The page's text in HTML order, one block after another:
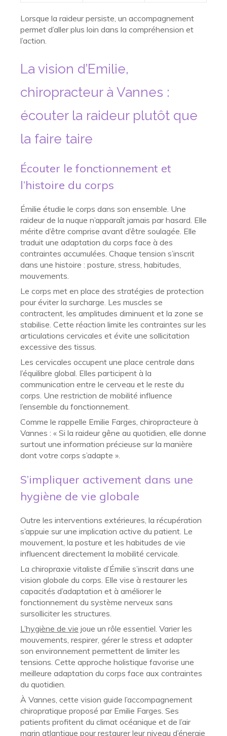
Lorsque la raideur persiste, un accompagnement
permet d’aller plus loin dans la compréhension et
l’action.
La vision d’Emilie,
chiropracteur à Vannes :
écouter la raideur plutôt que
la faire taire
Écouter le fonctionnement et
l’histoire du corps
Émilie étudie le corps dans son ensemble. Une
raideur de la nuque n’apparaît jamais par hasard. Elle
mérite d’être comprise avant d’être soulagée. Elle
traduit une adaptation du corps face à des
contraintes accumulées. Chaque tension s’inscrit
dans une histoire : posture, stress, habitudes,
mouvements.
Le corps met en place des stratégies de protection
pour éviter la surcharge. Les muscles se
contractent, les amplitudes diminuent et la zone se
stabilise. Cette réaction limite les contraintes sur les
articulations cervicales et évite une sollicitation
excessive des tissus.
Les cervicales occupent une place centrale dans
l’équilibre global. Elles participent à la
communication entre le cerveau et le reste du
corps. Une restriction de mobilité influence
l’ensemble du fonctionnement.
Comme le rappelle Emilie Farges, chiropracteure à
Vannes : « Si la raideur gêne au quotidien, elle donne
surtout une information précieuse sur la manière
dont votre corps s’adapte ».
S’impliquer activement dans une
hygiène de vie globale
Outre les interventions extérieures, la récupération
s’appuie sur une implication active du patient. Le
mouvement, la posture et les habitudes de vie
influencent directement la mobilité cervicale.
La chiropraxie vitaliste d’Émilie s’inscrit dans une
vision globale du corps. Elle vise à restaurer les
capacités d’adaptation et à améliorer le
fonctionnement du système nerveux sans
sursolliciter les structures.
L’hygiène de vie joue un rôle essentiel. Varier les
mouvements, respirer, gérer le stress et adapter
son environnement permettent de limiter les
tensions. Cette approche holistique favorise une
meilleure adaptation du corps face aux contraintes
du quotidien.
À Vannes, cette vision guide l’accompagnement
chiropratique proposé par Emilie Farges. Ses
patients profitent du climat océanique et de l’air
marin atlantique pour restaurer leur niveau d’énergie